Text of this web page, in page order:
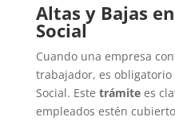
Altas y Bajas
Social
Cuando una empresa
trabajador, es
Social. Este trámitees
empleados estén